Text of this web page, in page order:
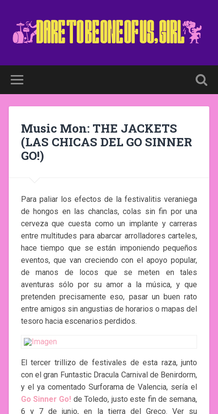
Music Mon: THE JACKETS
(LAS CHICAS DEL GO SINNER
GO!)
Para paliar los efectos de la festivalitis veraniega
de hongos en las chanclas, colas sin fin por una
cerveza que cuesta como un implante y carreras
entre multitudes para abarcar arrolladores carteles,
hace tiempo que se están imponiendo pequeños
eventos, que van creciendo con el apoyo popular,
de manos de locos que se meten en tales
aventuras sólo por su amor a la música, y que
pretenden precisamente eso, pasar un buen rato
entre amigos sin angustias de horarios o mapas del
tesoro hacia escenarios perdidos.
El tercer trillizo de festivales de esta raza, junto
con el gran Funtastic Dracula Carnival de Benirdorm,
y el ya comentado Surforama de Valencia, sería el
Go Sinner Go! de Toledo, justo este fin de semana,
6 y 7 de junio, en la tierra del Greco. Ver su